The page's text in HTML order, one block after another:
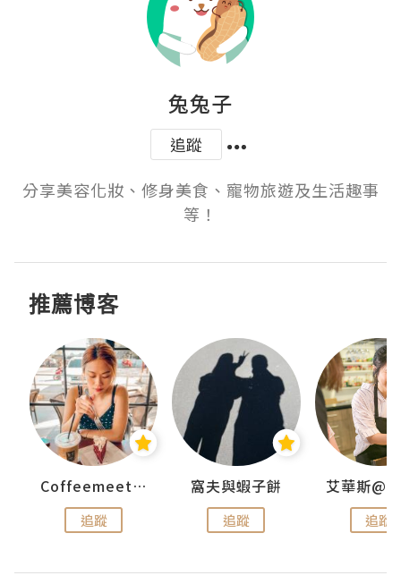
兔兔子
追蹤
分享美容化妝、修身美食、寵物旅遊及生活趣事
等！
推薦博客
Coffeemeetjojo
追蹤
窩夫與蝦子餅
追蹤 追蹤